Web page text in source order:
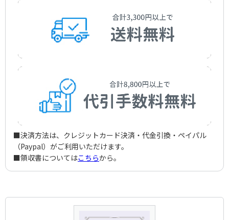
Brahms，Johannes
作詞者：Traditional／小堀 桂一郎
Kobori，Keiichiro
Liederbuch -No.8)
ヴォルフ，フーゴー
Wolf，Hugo
作詞者：作詞者不詳／P.ハイゼ
フォーレ，ガブリエル
Fauré，Gabriel
川のほとりで（3つの歌 Op.8-1）
Au bord de l’eau (Trois mélodies, Op.8-1)
作曲者：フォーレ，ガブリエル
Fauré，Gabriel
ハンガリー舞曲 Op.40
Hungarian Dance Op.40
ヴァイネル，レオ
■決済方法は、クレジットカード決済・代金引換・ペイパル
（Paypal）がご利用いただけます。
■領収書についてはこちらから。